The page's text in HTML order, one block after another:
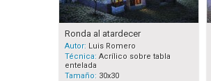
Ronda al atardecer
Autor: Luis Romero
Técnica: Acrílico sobre tabla
entelada
Tamaño: 30x30